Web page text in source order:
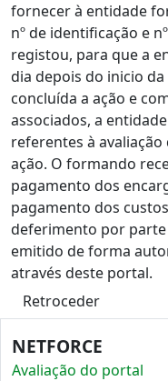
fornecer à entidade
nº de identificação e
registou, para que a
dia depois do inicio
concluída a ação e
associados, a
referentes à
ação. O formando
pagamento dos
pagamento dos
deferimento por parte
emitido de forma
através deste portal.
Retroceder
NETFORCE
Avaliação do portal